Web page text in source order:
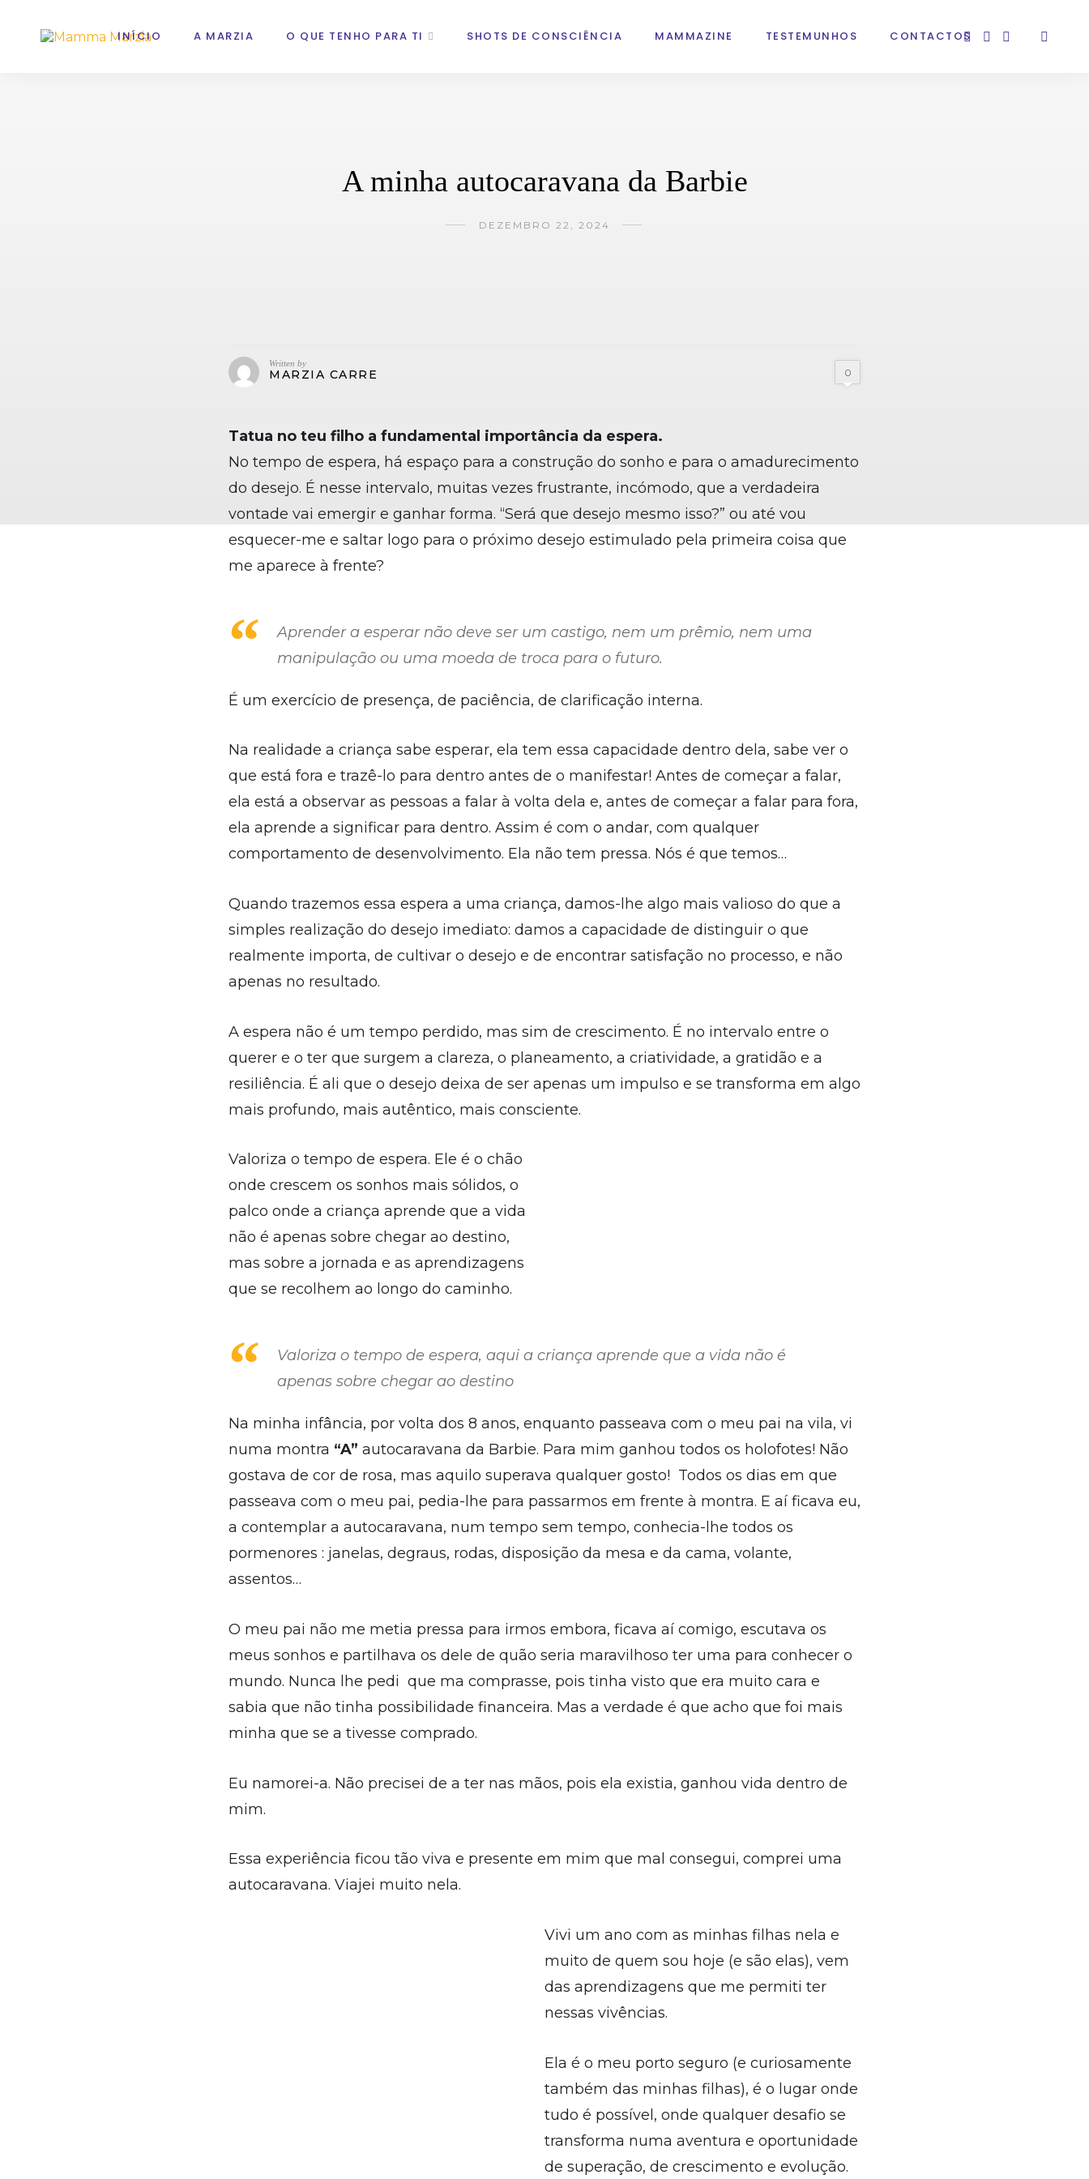
INÍCIO A MARZIA O QUE TENHO PARA TI SHOTS DE CONSCIÊNCIA MAMMAZINE TESTEMUNHOS CONTACTOS
A minha autocaravana da Barbie
DEZEMBRO 22, 2024
Written by
MARZIA CARRE 0
Tatua no teu filho a fundamental importância da espera.
No tempo de espera, há espaço para a construção do sonho e para o amadurecimento
do desejo. É nesse intervalo, muitas vezes frustrante, incómodo, que a verdadeira
vontade vai emergir e ganhar forma. “Será que desejo mesmo isso?” ou até vou
esquecer-me e saltar logo para o próximo desejo estimulado pela primeira coisa que
me aparece à frente?
Aprender a esperar não deve ser um castigo, nem um prêmio, nem uma
manipulação ou uma moeda de troca para o futuro.
É um exercício de presença, de paciência, de clarificação interna.
Na realidade a criança sabe esperar, ela tem essa capacidade dentro dela, sabe ver o
que está fora e trazê-lo para dentro antes de o manifestar! Antes de começar a falar,
ela está a observar as pessoas a falar à volta dela e, antes de começar a falar para fora,
ela aprende a significar para dentro. Assim é com o andar, com qualquer
comportamento de desenvolvimento. Ela não tem pressa. Nós é que temos…
Quando trazemos essa espera a uma criança, damos-lhe algo mais valioso do que a
simples realização do desejo imediato: damos a capacidade de distinguir o que
realmente importa, de cultivar o desejo e de encontrar satisfação no processo, e não
apenas no resultado.
A espera não é um tempo perdido, mas sim de crescimento. É no intervalo entre o
querer e o ter que surgem a clareza, o planeamento, a criatividade, a gratidão e a
resiliência. É ali que o desejo deixa de ser apenas um impulso e se transforma em algo
mais profundo, mais autêntico, mais consciente.
Valoriza o tempo de espera. Ele é o chão
onde crescem os sonhos mais sólidos, o
palco onde a criança aprende que a vida
não é apenas sobre chegar ao destino,
mas sobre a jornada e as aprendizagens
que se recolhem ao longo do caminho.
Valoriza o tempo de espera, aqui a criança aprende que a vida não é
apenas sobre chegar ao destino
Na minha infância, por volta dos 8 anos, enquanto passeava com o meu pai na vila, vi
numa montra “A” autocaravana da Barbie. Para mim ganhou todos os holofotes! Não
gostava de cor de rosa, mas aquilo superava qualquer gosto! Todos os dias em que
passeava com o meu pai, pedia-lhe para passarmos em frente à montra. E aí ficava eu,
a contemplar a autocaravana, num tempo sem tempo, conhecia-lhe todos os
pormenores : janelas, degraus, rodas, disposição da mesa e da cama, volante,
assentos…
O meu pai não me metia pressa para irmos embora, ficava aí comigo, escutava os
meus sonhos e partilhava os dele de quão seria maravilhoso ter uma para conhecer o
mundo. Nunca lhe pedi que ma comprasse, pois tinha visto que era muito cara e
sabia que não tinha possibilidade financeira. Mas a verdade é que acho que foi mais
minha que se a tivesse comprado.
Eu namorei-a. Não precisei de a ter nas mãos, pois ela existia, ganhou vida dentro de
mim.
Essa experiência ficou tão viva e presente em mim que mal consegui, comprei uma
autocaravana. Viajei muito nela.
Vivi um ano com as minhas filhas nela e
muito de quem sou hoje (e são elas), vem
das aprendizagens que me permiti ter
nessas vivências.
Ela é o meu porto seguro (e curiosamente
também das minhas filhas), é o lugar onde
tudo é possível, onde qualquer desafio se
transforma numa aventura e oportunidade
de superação, de crescimento e evolução.